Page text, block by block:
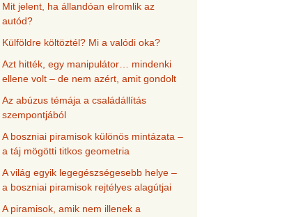
Mit jelent, ha állandóan elromlik az
autód?
Külföldre költöztél? Mi a valódi oka?
Azt hitték, egy manipulátor… mindenki
ellene volt – de nem azért, amit gondolt
Az abúzus témája a családállítás
szempontjából
A boszniai piramisok különös mintázata –
a táj mögötti titkos geometria
A világ egyik legegészségesebb helye –
a boszniai piramisok rejtélyes alagútjai
A piramisok, amik nem illenek a